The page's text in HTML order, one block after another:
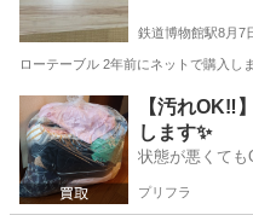
鉄道博物館駅8月7
ローテーブル 2年前にネットで購入し
埼玉 さいたま市 鉄道博物館
【汚れOK‼️
します✨
状態が悪くても
プリフラ